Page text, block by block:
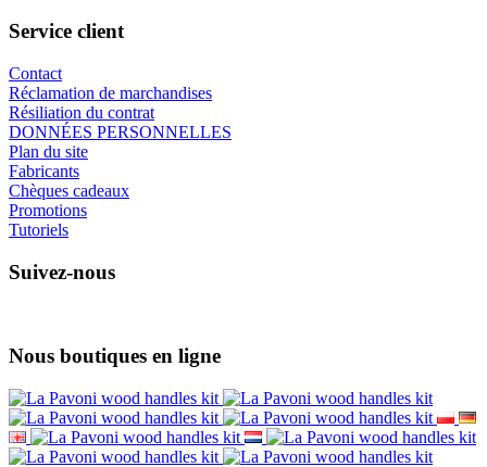
Service client
Contact
Réclamation de marchandises
Résiliation du contrat
DONNÉES PERSONNELLES
Plan du site
Fabricants
Chèques cadeaux
Promotions
Tutoriels
Suivez-nous
Nous boutiques en ligne